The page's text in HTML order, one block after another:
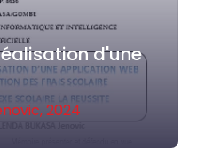
d'une
2024